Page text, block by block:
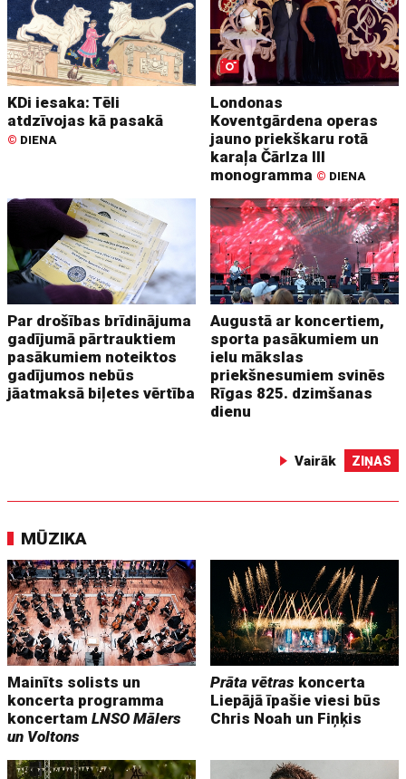
KDi iesaka: Tēli
atdzīvojas kā pasakā
© DIENA
Londonas
Koventgārdena operas
jauno priekškaru rotā
karaļa Čārlza III
monogramma © DIENA
Par drošības brīdinājuma
gadījumā pārtrauktiem
pasākumiem noteiktos
gadījumos nebūs
jāatmaksā biļetes vērtība
Augustā ar koncertiem,
sporta pasākumiem un
ielu mākslas
priekšnesumiem svinēs
Rīgas 825. dzimšanas
dienu
Vairāk ZIŅAS
MŪZIKA
Mainīts solists un
koncerta programma
koncertamLNSO Mālers
un Voltons
Prāta vētras koncerta
Liepājā īpašie viesi būs
Chris Noah un Fiņķis